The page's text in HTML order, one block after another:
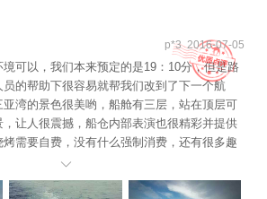
p*3 2016-07-05
可以，我们本来预定的是19：10分，但是路
的帮助下很容易就帮我们改到了下一个航
湾的景色很美哟，船舱有三层，站在顶层可
，让人很震撼，船仓内部表演也很精彩并提供
需要自费，没有什么强制消费，还有很多趣
喜欢，希望下次有机会来三亚可以再来！
